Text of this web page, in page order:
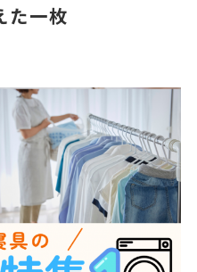
た一枚